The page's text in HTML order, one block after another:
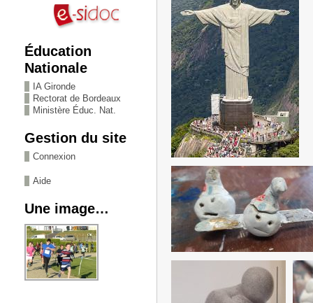
Éducation
Nationale
IA Gironde
Rectorat de Bordeaux
Ministère Éduc. Nat.
Gestion du site
Connexion
Aide
Une image…